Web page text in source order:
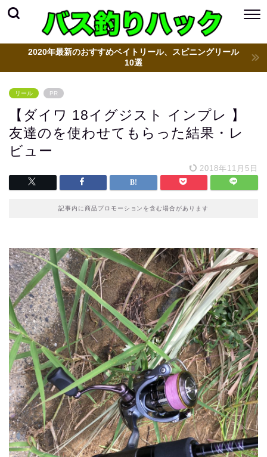
2020年最新のおすすめベイトリール、スピニングリール
10選
リール PR
【ダイワ 18イグジスト インプレ 】
友達のを使わせてもらった結果・レ
ビュー
2018年11月5日
記事内に商品プロモーションを含む場合があります